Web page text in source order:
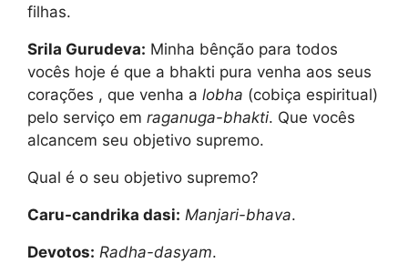
filhas.
Srila Gurudeva: Minha bênção para todos
vocês hoje é que a bhakti pura venha aos seus
corações , que venha a lobha (cobiça espiritual)
pelo serviço em raganuga-bhakti. Que vocês
alcancem seu objetivo supremo.
Qual é o seu objetivo supremo?
Caru-candrika dasi: Manjari-bhava.
Devotos: Radha-dasyam.